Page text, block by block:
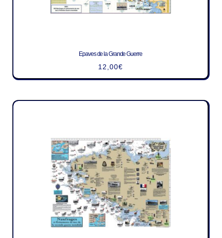
Epaves de la Grande Guerre
12,00€